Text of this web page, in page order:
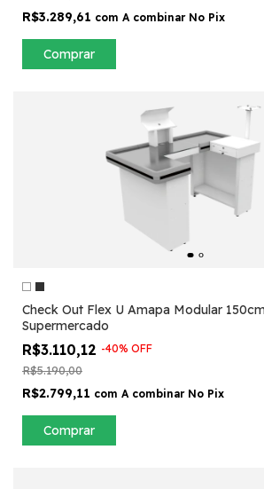
R$3.289,61 com A combinar No Pix
Comprar
Check Out Flex U Amapa Modular
Supermercado
R$3.110,12 -40% OFF
R$5.190,00
R$2.799,11 com A combinar No Pix
Comprar